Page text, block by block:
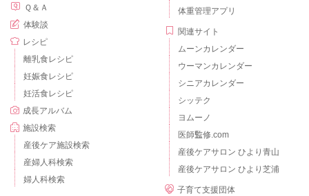
Ｑ＆Ａ
体験談
レシピ
離乳食レシピ
妊娠食レシピ
妊活食レシピ
成長アルバム
施設検索
産後ケア施設検索
産婦人科検索
婦人科検索
体重管理アプリ
関連サイト
ムーンカレンダー
ウーマンカレンダー
シニアカレンダー
シッテク
ヨムーノ
医師監修.com
産後ケアサロン ひより青山
産後ケアサロン ひより芝浦
子育て支援団体